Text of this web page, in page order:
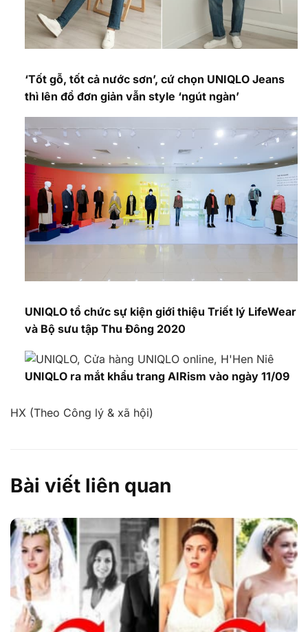
‘Tốt gỗ, tốt cả nước sơn’, cứ chọn UNIQLO Jeans
thì lên đồ đơn giản vẫn style ‘ngút ngàn’
UNIQLO tổ chức sự kiện giới thiệu Triết lý LifeWear
và Bộ sưu tập Thu Đông 2020
UNIQLO ra mắt khẩu trang AIRism vào ngày 11/09
HX (Theo Công lý & xã hội)
Bài viết liên quan